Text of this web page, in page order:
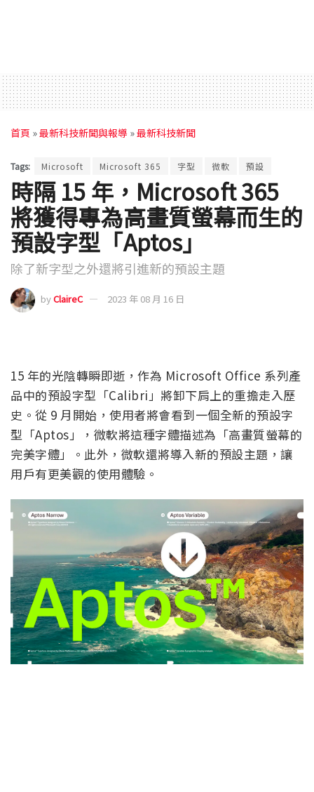
首頁 »最新科技新聞與報導 »最新科技新聞
Tags: Microsoft Microsoft 365 字型 微軟 預設
時隔 15 年，Microsoft 365
將獲得專為高畫質螢幕而生的
預設字型「Aptos」
除了新字型之外還將引進新的預設主題
byClaireC 2023 年 08 月 16 日
15 年的光陰轉瞬即逝，作為 Microsoft Office 系列產
品中的預設字型「Calibri」將卸下肩上的重擔走入歷
史。從 9 月開始，使用者將會看到一個全新的預設字
型「Aptos」，微軟將這種字體描述為「高畫質螢幕的
完美字體」。此外，微軟還將導入新的預設主題，讓
用戶有更美觀的使用體驗。